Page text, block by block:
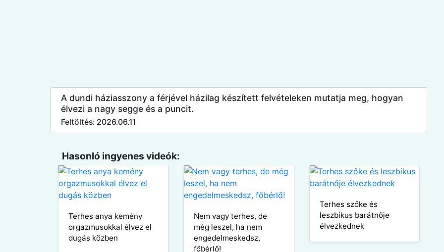
A dundi háziasszony a férjével házilag készített felvételeken mutatja meg, hogyan
élvezi a nagy segge és a puncit.
Feltöltés: 2026.06.11
Hasonló ingyenes videók:
Terhes anya kemény
orgazmusokkal élvez el
dugás közben
Nem vagy terhes, de
még leszel, ha nem
engedelmeskedsz,
főbérlő!
Terhes szőke és
leszbikus barátnője
élvezkednek